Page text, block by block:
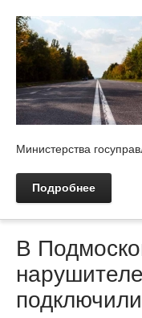
Министерства
Подробнее
В